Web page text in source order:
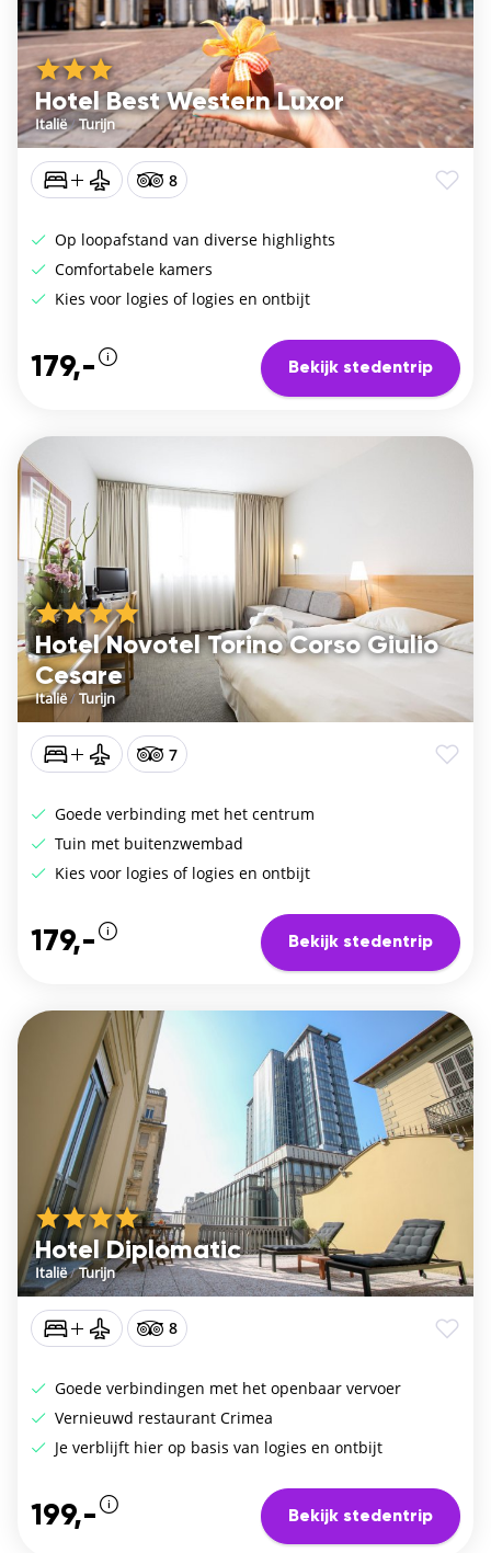
Hotel Best Western Luxor
Italië/Turijn
8
Op loopafstand van diverse highlights
Comfortabele kamers
Kies voor logies of logies en ontbijt
179,- Bekijk stedentrip
Hotel Novotel Torino Corso Giulio
Cesare
Italië/Turijn
7
Goede verbinding met het centrum
Tuin met buitenzwembad
Kies voor logies of logies en ontbijt
179,- Bekijk stedentrip
Hotel Diplomatic
Italië/Turijn
8
Goede verbindingen met het openbaar vervoer
Vernieuwd restaurant Crimea
Je verblijft hier op basis van logies en ontbijt
199,- Bekijk stedentrip